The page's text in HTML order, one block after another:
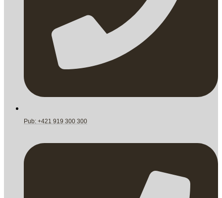
Pub: +421 919 300 300